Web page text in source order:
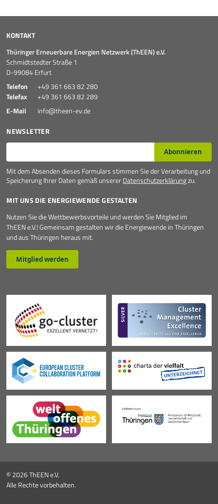
KONTAKT
Thüringer Erneuerbare Energien Netzwerk (ThEEN) e.V.
Schmidtstedter Straße 1
D-99084 Erfurt
Telefon
+49 361 663 82 280
Telefax
+49 361 663 82 289
E-Mail
info@theen-ev.de
NEWSLETTER
E-Mail* Abonnieren
Mit dem Absenden dieses Formulars stimmen Sie der Verarbeitung und
Speicherung Ihrer Daten gemäß unsererDatenschutzerklärungzu.
MIT UNS DIE ENERGIEWENDE GESTALTEN
Nutzen Sie die Wettbewerbsvorteile und werden Sie Mitglied im
ThEEN e.V.! Gemeinsam gestalten wir die Energiewende in Thüringen
und aus Thüringen heraus mit.
Mitglied werden
© 2026 ThEEN e.V.
Alle Rechte vorbehalten.